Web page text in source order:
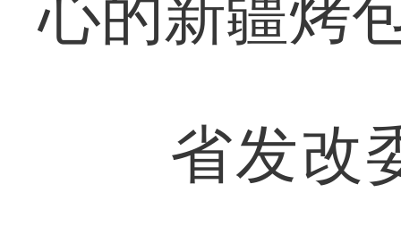
心的新疆烤
省发改委